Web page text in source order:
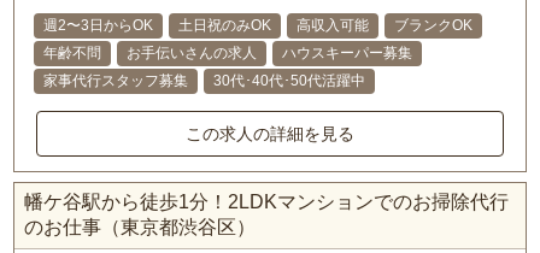
週2〜3日からOK 土日祝のみOK 高収入可能
ブランクOK
年齢不問
お手伝いさんの求人
ハウスキーパー募集
家事代行スタッフ募集
30代･40代･50代活躍中
この求人の詳細を見る
幡ケ谷駅から徒歩1分！2LDKマンションでのお掃除代行
のお仕事（東京都渋谷区）